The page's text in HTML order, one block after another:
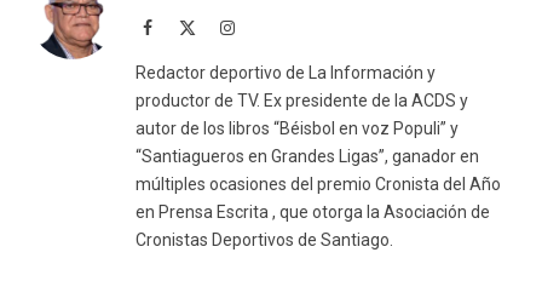
Facebook Instagram
Redactor deportivo de La Información y
productor de TV. Ex presidente de la ACDS y
autor de los libros “Béisbol en voz Populi” y
“Santiagueros en Grandes Ligas”, ganador en
múltiples ocasiones del premio Cronista del Año
en Prensa Escrita , que otorga la Asociación de
Cronistas Deportivos de Santiago.